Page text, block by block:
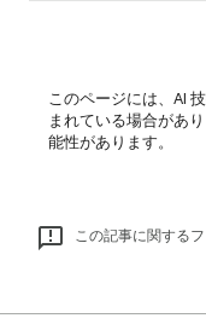
このページには、AI
まれている場合があ
能性があります。
この記事に関する